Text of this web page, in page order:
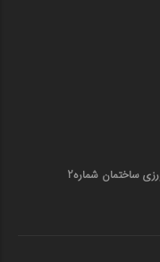
زنجان خیابان امام اداره جهادکشاورزی ساختمان شماره2